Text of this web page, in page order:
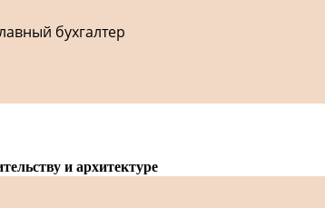
бухгалтер
и архитектуре